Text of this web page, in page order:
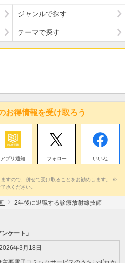
ジャンルで探す
テーマで探す
お得情報を受け取ろう
アプリ通知 フォロー いいね
すので、併せて受け取ることをお勧めします。 ※
承ください。
2年後に退職する診療放射線技師
ケート」
年3月18日